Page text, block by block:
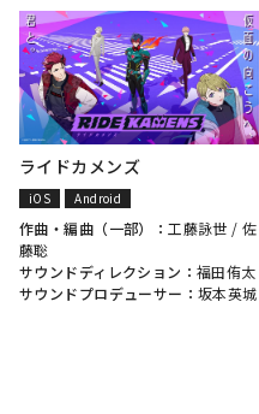
ライドカメンズ
iOS Android
作曲・編曲（一部）：工藤詠世 /佐
藤聡
サウンドディレクション：福田侑太
サウンドプロデューサー：坂本英城